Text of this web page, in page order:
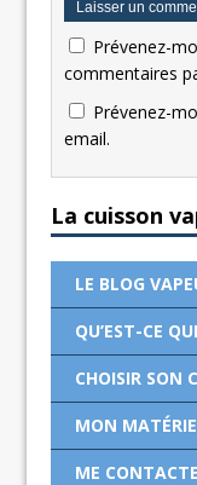
Prévenez-
commentaires
Prévenez-
email.
La cuisson
LE BLOG
QU’EST-CE
CHOISIR SON
MON
ME